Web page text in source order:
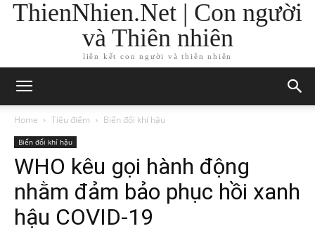
ThienNhien.Net | Con người
và Thiên nhiên
liên kết con người và thiên nhiên
Home Tiêu điểm Biến đổi khí hậu
Biến đổi khí hậu
WHO kêu gọi hành động
nhằm đảm bảo phục hồi xanh
hậu COVID-19